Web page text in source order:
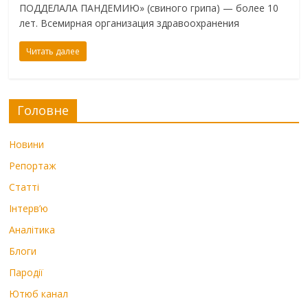
ПОДДЕЛАЛА ПАНДЕМИЮ» (свиного грипа) — более 10
лет. Всемирная организация здравоохранения
Читать далее
Головне
Новини
Репортаж
Статті
Інтерв’ю
Аналітика
Блоги
Пародії
Ютюб канал